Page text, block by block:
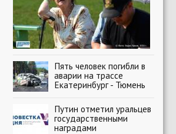
Пять человек погибли в
аварии на трассе
Екатеринбург - Тюмень
Путин отметил уральцев
государственными
наградами